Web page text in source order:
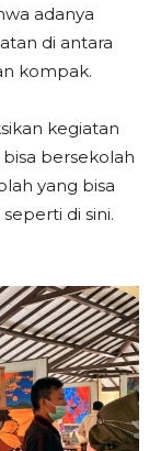
adanya
di antara
kompak.
kegiatan
bersekolah
yang bisa
di sini.